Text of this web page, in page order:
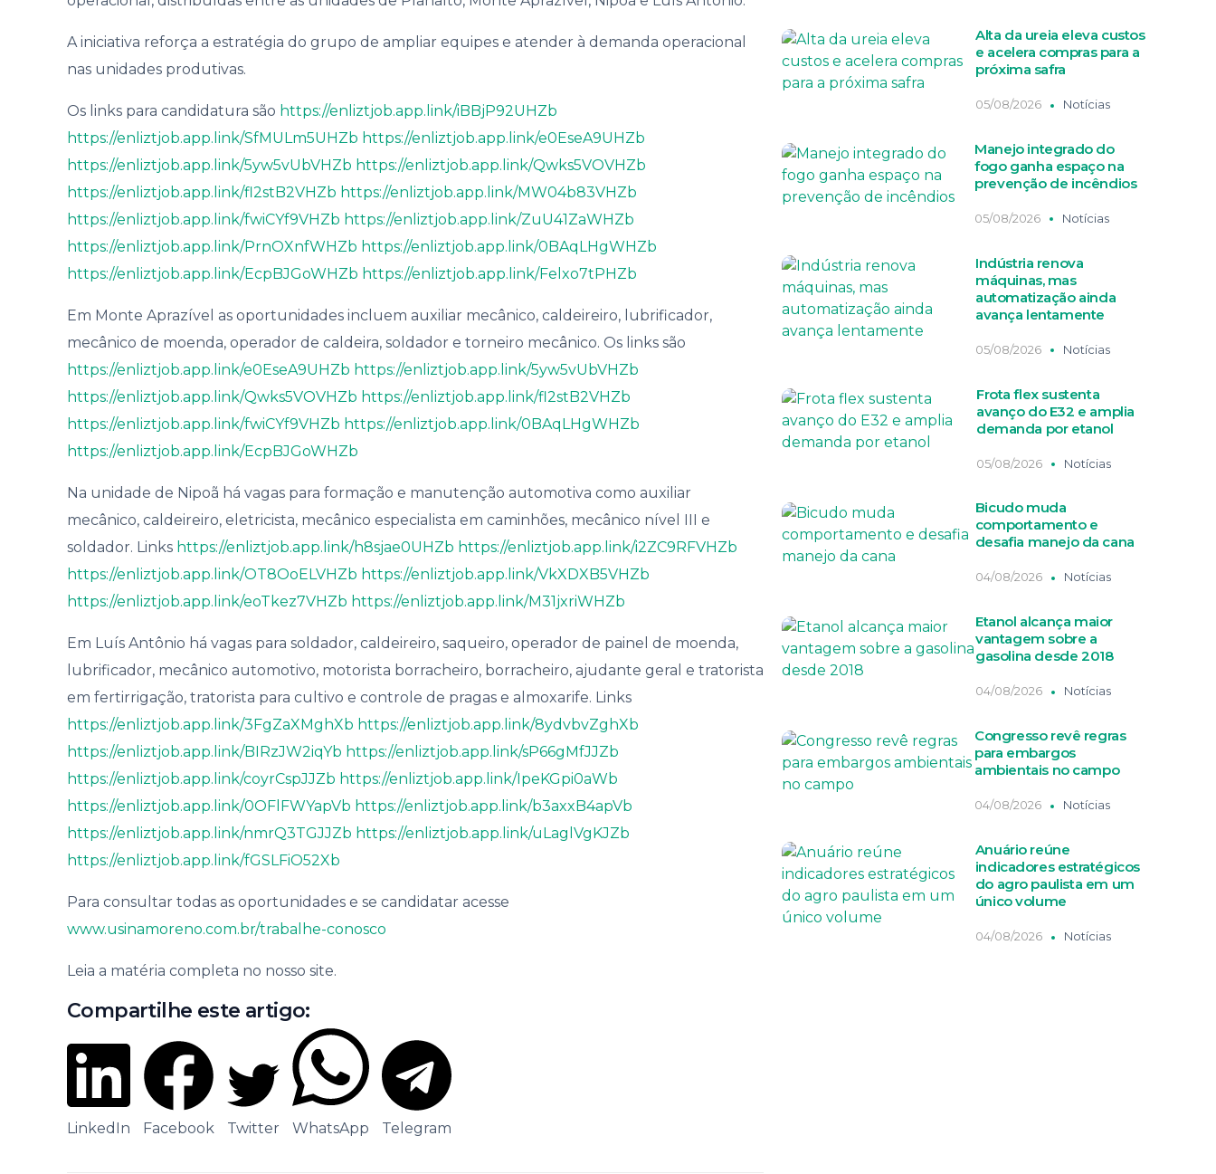
Governança
A iniciativa reforça a estratégia do grupo de ampliar equipes e atender à demanda operacional
nas unidades produtivas.
Os links para candidatura são https://enliztjob.app.link/iBBjP92UHZb
https://enliztjob.app.link/SfMULm5UHZb https://enliztjob.app.link/e0EseA9UHZb
https://enliztjob.app.link/5yw5vUbVHZb https://enliztjob.app.link/Qwks5VOVHZb
https://enliztjob.app.link/fl2stB2VHZb https://enliztjob.app.link/MW04b83VHZb
https://enliztjob.app.link/fwiCYf9VHZb https://enliztjob.app.link/ZuU41ZaWHZb
https://enliztjob.app.link/PrnOXnfWHZb https://enliztjob.app.link/0BAqLHgWHZb
https://enliztjob.app.link/EcpBJGoWHZb https://enliztjob.app.link/Felxo7tPHZb
Em Monte Aprazível as oportunidades incluem auxiliar mecânico, caldeireiro, lubrificador,
mecânico de moenda, operador de caldeira, soldador e torneiro mecânico. Os links são
https://enliztjob.app.link/e0EseA9UHZb https://enliztjob.app.link/5yw5vUbVHZb
https://enliztjob.app.link/Qwks5VOVHZb https://enliztjob.app.link/fl2stB2VHZb
https://enliztjob.app.link/fwiCYf9VHZb https://enliztjob.app.link/0BAqLHgWHZb
https://enliztjob.app.link/EcpBJGoWHZb
Na unidade de Nipoã há vagas para formação e manutenção automotiva como auxiliar
mecânico, caldeireiro, eletricista, mecânico especialista em caminhões, mecânico nível III e
soldador. Links https://enliztjob.app.link/h8sjae0UHZb https://enliztjob.app.link/i2ZC9RFVHZb
https://enliztjob.app.link/OT8OoELVHZb https://enliztjob.app.link/VkXDXB5VHZb
https://enliztjob.app.link/eoTkez7VHZb https://enliztjob.app.link/M31jxriWHZb
Em Luís Antônio há vagas para soldador, caldeireiro, saqueiro, operador de painel de moenda,
lubrificador, mecânico automotivo, motorista borracheiro, borracheiro, ajudante geral e tratorista
em fertirrigação, tratorista para cultivo e controle de pragas e almoxarife. Links
https://enliztjob.app.link/3FgZaXMghXb https://enliztjob.app.link/8ydvbvZghXb
https://enliztjob.app.link/BIRzJW2iqYb https://enliztjob.app.link/sP66gMfJJZb
https://enliztjob.app.link/coyrCspJJZb https://enliztjob.app.link/IpeKGpi0aWb
https://enliztjob.app.link/0OFlFWYapVb https://enliztjob.app.link/b3axxB4apVb
https://enliztjob.app.link/nmrQ3TGJJZb https://enliztjob.app.link/uLaglVgKJZb
https://enliztjob.app.link/fGSLFiO52Xb
Para consultar todas as oportunidades e se candidatar acesse
www.usinamoreno.com.br/trabalhe-conosco
Leia a matéria completa no nosso site.
Compartilhe este artigo:
LinkedIn Facebook Twitter WhatsApp Telegram
Alta da ureia eleva custos
e acelera compras para a
próxima safra
05/08/2026 Notícias
Manejo integrado do
fogo ganha espaço na
prevenção de incêndios
05/08/2026 Notícias
Indústria renova
máquinas, mas
automatização ainda
avança lentamente
05/08/2026 Notícias
Frota flex sustenta
avanço do E32 e amplia
demanda por etanol
05/08/2026 Notícias
Bicudo muda
comportamento e
desafia manejo da cana
04/08/2026 Notícias
Etanol alcança maior
vantagem sobre a
gasolina desde 2018
04/08/2026 Notícias
Congresso revê regras
para embargos
ambientais no campo
04/08/2026 Notícias
Anuário reúne
indicadores estratégicos
do agro paulista em um
único volume
04/08/2026 Notícias